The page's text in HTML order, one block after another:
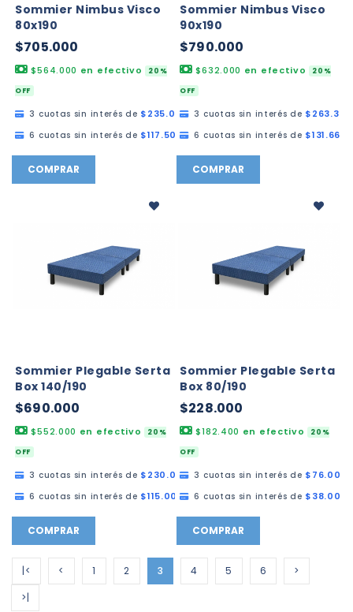
Sommier Nimbus Visco
80x190
$705.000
$564.000 en efectivo 20%
OFF
3 cuotas sin interés de $235.000,00
6 cuotas sin interés de $117.500,00
COMPRAR
Sommier Nimbus Visco
90x190
$790.000
$632.000 en efectivo 20%
OFF
3 cuotas sin interés de
6 cuotas sin interés de
COMPRAR
Sommier Plegable Serta
Box 140/190
$690.000
$552.000 en efectivo 20%
OFF
3 cuotas sin interés de $230.000,00
6 cuotas sin interés de $115.000,00
COMPRAR
Sommier Plegable Serta
Box 80/190
$228.000
$182.400 en efectivo 20%
OFF
3 cuotas sin interés de
6 cuotas sin interés de
COMPRAR
|< < 1 2 3 4 5 6
>
>|